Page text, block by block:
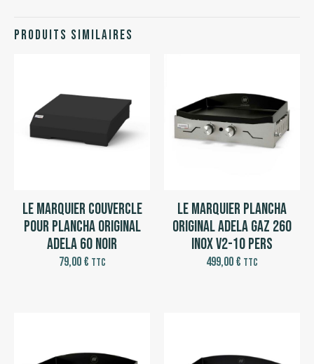
Produits similaires
Le Marquier Couvercle
pour Plancha Original
Adela 60 Noir
79,00€ TTC
Le Marquier Plancha
Original Adela Gaz 260
Inox V2-10 pers
499,00€ TTC